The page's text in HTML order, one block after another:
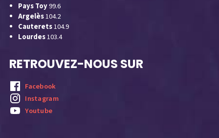
Pays Toy99.6
Argelès104.2
Cauterets104.9
Lourdes103.4
RETROUVEZ-NOUS SUR
Facebook
Instagram
Youtube